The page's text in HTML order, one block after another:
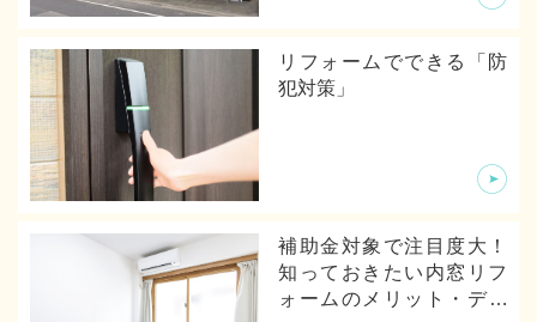
リフォームでできる「防
犯対策」
補助金対象で注目度大！
知っておきたい内窓リフ
ォームのメリット・デメ